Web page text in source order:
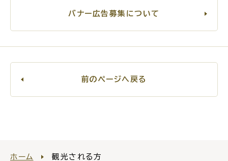
防災情報サイト
出雲新話2030
バナー広告募集について
前のページへ戻る
ホーム 観光される方